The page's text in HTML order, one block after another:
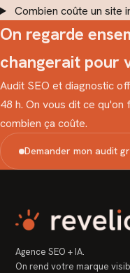
Combien coûte un site
On regarde
changerait pour
Audit SEO et diagnostic
48 h. On vous dit ce
combien ça coûte.
Demander mon audit
Agence SEO + IA.
On rend votre marque